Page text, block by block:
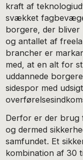
kraft af
svækket
borgere, der bliver
og antallet af
brancher er
med, at en alt for
uddannede
sidespor med
Derfor er der brug
og dermed
samfundet. Et
kombination af 30